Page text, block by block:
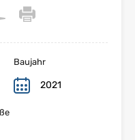
Baujahr
2021